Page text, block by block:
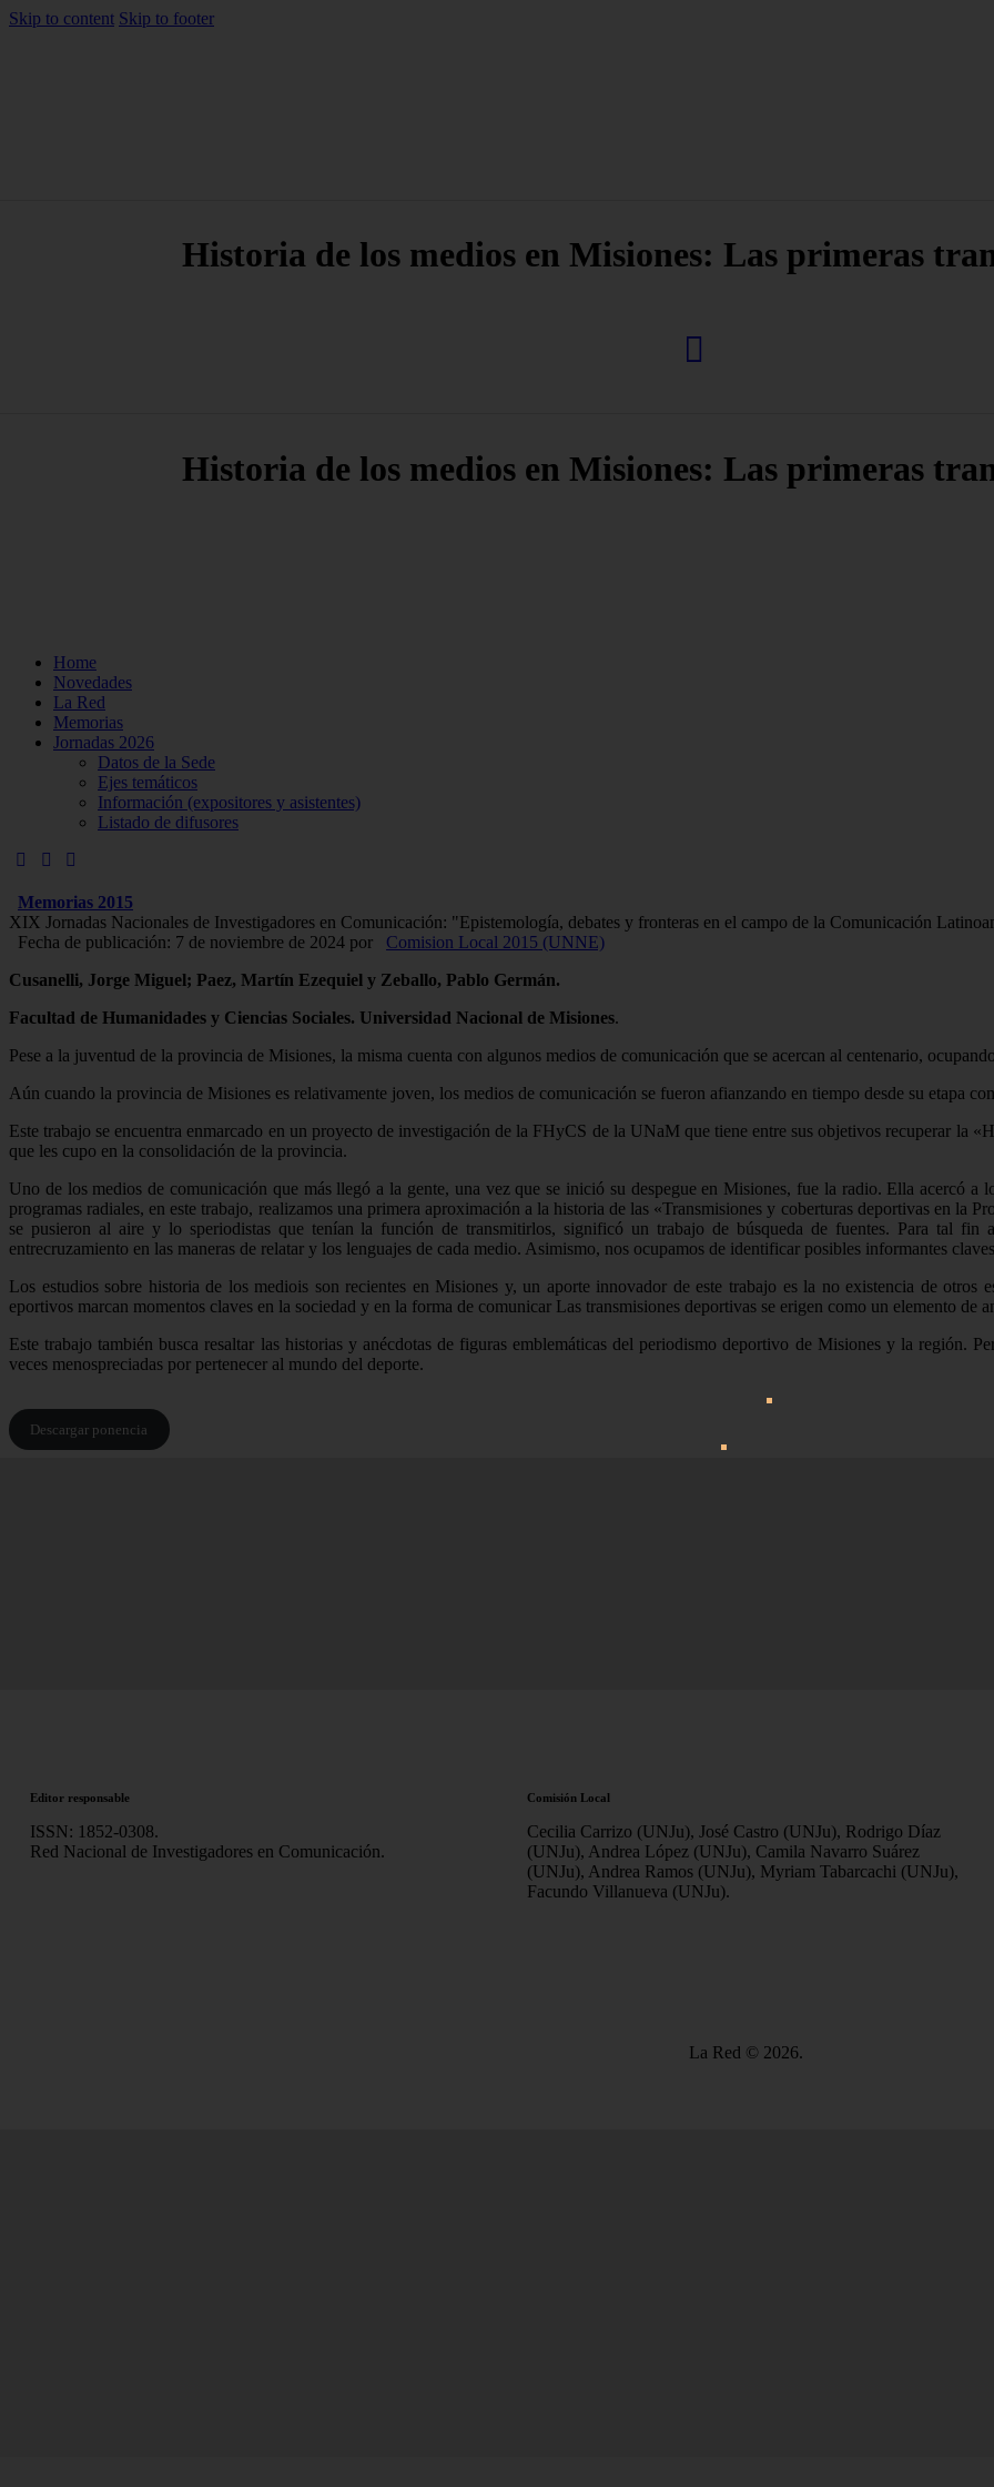
Skip to content Skip to footer
Historia de los medios en Misiones: Las primeras
Historia de los medios en Misiones: Las primeras
Home
Novedades
La Red
Memorias
Jornadas 2026
Datos de la Sede
Ejes temáticos
Información (expositores y asistentes)
Listado de difusores
Memorias 2015
XIX Jornadas Nacionales de Investigadores en Comunicación: "Epistemología, debates y fronteras en el campo de la Comunicación
Fecha de publicación: 7 de noviembre de 2024 por
Comision Local 2015 (UNNE)
Cusanelli, Jorge Miguel; Paez, Martín Ezequiel y Zeballo, Pablo Germán.
Facultad de Humanidades y Ciencias Sociales. Universidad Nacional de Misiones.
Pese a la juventud de la provincia de Misiones, la misma cuenta con algunos medios de comunicación que se acercan al centenario,
Aún cuando la provincia de Misiones es relativamente joven, los medios de comunicación se fueron afianzando en tiempo desde su etapa
Este trabajo se encuentra enmarcado en un proyecto de investigación de la FHyCS de la UNaM que tiene entre sus objetivos recuperar la
que les cupo en la consolidación de la provincia.
Uno de los medios de comunicación que más llegó a la gente, una vez que se inició su despegue en Misiones, fue la radio. Ella acercó a
programas radiales, en este trabajo, realizamos una primera aproximación a la historia de las «Transmisiones y coberturas deportivas en la
se pusieron al aire y lo speriodistas que tenían la función de transmitirlos, significó un trabajo de búsqueda de fuentes. Para tal fin
entrecruzamiento en las maneras de relatar y los lenguajes de cada medio. Asimismo, nos ocupamos de identificar posibles informantes
Los estudios sobre historia de los mediois son recientes en Misiones y, un aporte innovador de este trabajo es la no existencia de otros
eportivos marcan momentos claves en la sociedad y en la forma de comunicar Las transmisiones deportivas se erigen como un elemento de
Este trabajo también busca resaltar las historias y anécdotas de figuras emblemáticas del periodismo deportivo de Misiones y la región.
veces menospreciadas por pertenecer al mundo del deporte.
Descargar ponencia
Editor responsable
ISSN: 1852-0308.
Red Nacional de Investigadores en Comunicación.
Comisión Local
Cecilia Carrizo (UNJu), José Castro (UNJu), Rodrigo Díaz
(UNJu), Andrea López (UNJu), Camila Navarro Suárez
(UNJu), Andrea Ramos (UNJu), Myriam Tabarcachi (UNJu),
Facundo Villanueva (UNJu).
La Red © 2026.